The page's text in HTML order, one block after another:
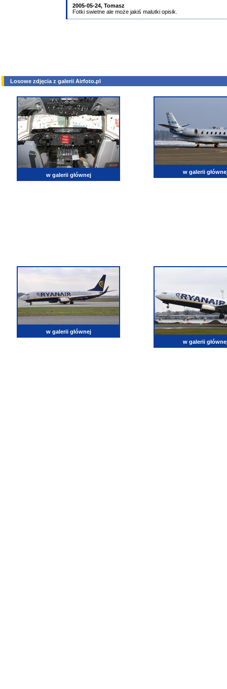
2005-05-24, Tomasz
Fotki swietne ale może jakiś malutki opisik.
Losowe zdjęcia z galerii Airfoto.pl
w galerii głównej w galerii
w galerii głównej
w galerii